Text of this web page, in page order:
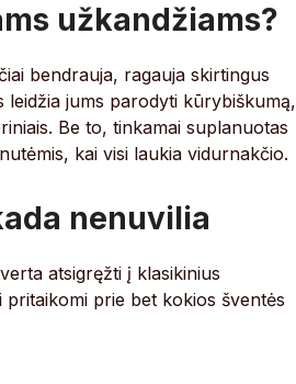
užkandžiams?
bendrauja, ragauja skirtingus
leidžia jums parodyti kūrybiškumą,
Be to, tinkamai suplanuotas
kai visi laukia vidurnakčio.
nenuvilia
atsigręžti į klasikinius
prie bet kokios šventės